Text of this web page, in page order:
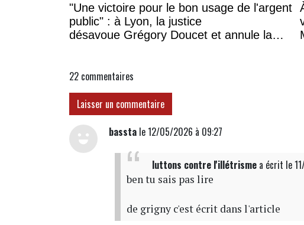
"Une victoire pour le bon usage de l'argent
public" : à Lyon, la justice
désavoue Grégory Doucet et annule la
22 commentaires
Laisser un commentaire
bassta le 12/05/2026 à 09:27
luttons contre l'illétrisme a écrit le
ben tu sais pas lire
de grigny c'est écrit dans l'article